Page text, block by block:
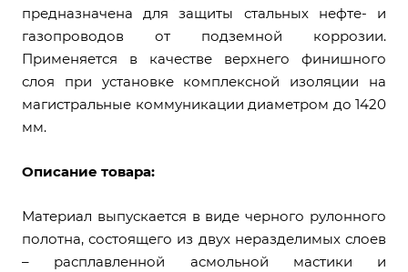
предназначена для защиты стальных нефте- и
газопроводов от подземной коррозии.
Применяется в качестве верхнего финишного
слоя при установке комплексной изоляции на
магистральные коммуникации диаметром до 1420
мм.
Описание товара:
Материал выпускается в виде черного рулонного
полотна, состоящего из двух неразделимых слоев
– расплавленной асмольной мастики и